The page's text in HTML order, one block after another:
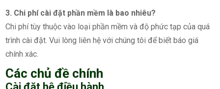
3. Chi phí cài đặt phần mềm là bao nhiêu?
Chi phí tùy thuộc vào loại phần mềm và độ phức tạp của quá
trình cài đặt. Vui lòng liên hệ với chúng tôi để biết báo giá
chính xác.
Các chủ đề chính